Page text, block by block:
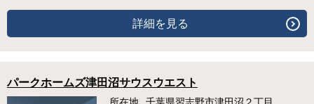
詳細を見る
パークホームズ津田沼サウスウエスト